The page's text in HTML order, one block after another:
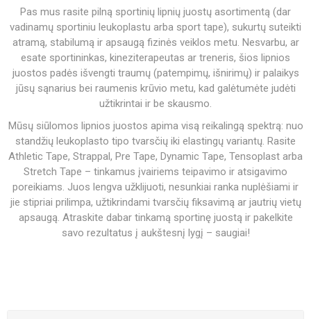
Pas mus rasite pilną sportinių lipnių juostų asortimentą (dar
vadinamų sportiniu leukoplastu arba sport tape), sukurtų suteikti
atramą, stabilumą ir apsaugą fizinės veiklos metu. Nesvarbu, ar
esate sportininkas, kineziterapeutas ar treneris, šios lipnios
juostos padės išvengti traumų (patempimų, išnirimų) ir palaikys
jūsų sąnarius bei raumenis krūvio metu, kad galėtumėte judėti
užtikrintai ir be skausmo.
Mūsų siūlomos lipnios juostos apima visą reikalingą spektrą: nuo
standžių leukoplasto tipo tvarsčių iki elastingų variantų. Rasite
Athletic Tape, Strappal, Pre Tape, Dynamic Tape, Tensoplast arba
Stretch Tape – tinkamus įvairiems teipavimo ir atsigavimo
poreikiams. Juos lengva užklijuoti, nesunkiai ranka nuplėšiami ir
jie stipriai prilimpa, užtikrindami tvarsčių fiksavimą ar jautrių vietų
apsaugą. Atraskite dabar tinkamą sportinę juostą ir pakelkite
savo rezultatus į aukštesnį lygį – saugiai!